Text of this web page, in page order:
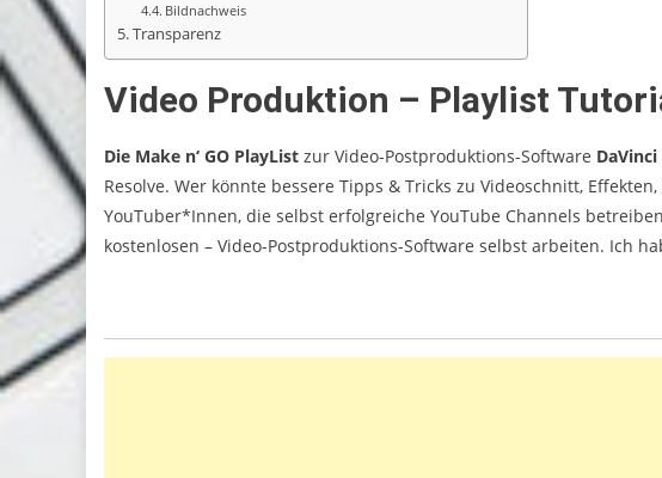
Bildnachweis
Transparenz
Video Produktion – Playlist
Die Make n‘ GO PlayList zur Video-Postproduktions-Software
Resolve. Wer könnte bessere Tipps & Tricks zu Videoschnitt,
YouTuber*Innen, die selbst erfolgreiche YouTube Channels
kostenlosen – Video-Postproduktions-Software selbst arbeiten. Ich